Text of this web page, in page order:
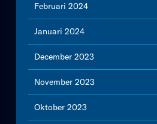
Februari 2024
Januari 2024
December 2023
November 2023
Oktober 2023